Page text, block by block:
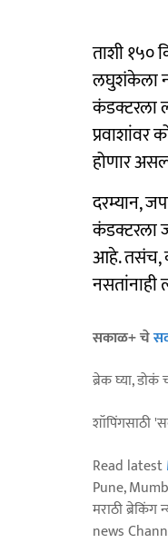
ताशी १५०
लघुशंकेला न
कंडक्टरला
प्रवाशांवर
होणार
दरम्यान,
कंडक्टरला
आहे. तसंच,
नसतांनाही
सकाळ+ चे
ब्रेक घ्या, डोकं
शॉपिंगसाठी
Read latest
Pune,
मराठी
news